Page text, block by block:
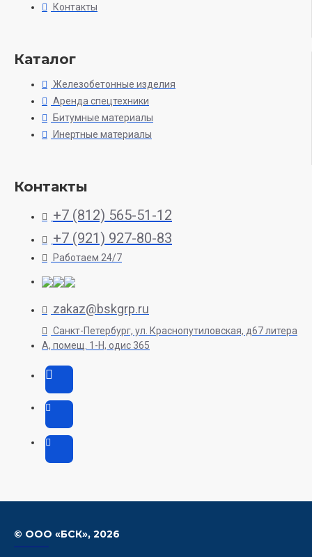
Контакты
Каталог
Железобетонные изделия
Аренда спецтехники
Битумные материалы
Инертные материалы
Контакты
+7 (812) 565-51-12
+7 (921) 927-80-83
Работаем 24/7
zakaz@bskgrp.ru
Санкт-Петербург, ул. Краснопутиловская, д67 литера
А, помещ. 1-H, одис 365
© ООО «БСК», 2026